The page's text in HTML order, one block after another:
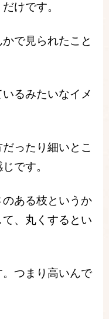
けです。
で見られたこと
るみたいなイメ
ったり細いとこ
です。
ある枝というか
、丸くするとい
つまり高いんで